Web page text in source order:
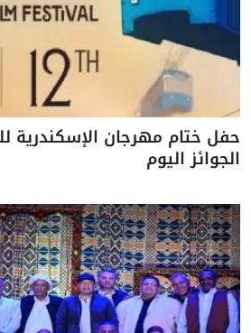
حفل ختام مهرجان الإسكندرية
الجوائز اليوم